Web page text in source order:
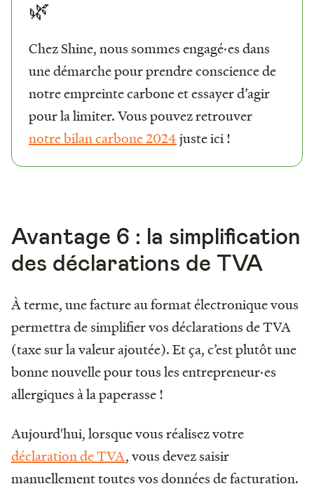
🌿
Chez Shine, nous sommes engagé·es dans
une démarche pour prendre conscience de
notre empreinte carbone et essayer d’agir
pour la limiter. Vous pouvez retrouver
notre bilan carbone 2024juste ici !
Avantage 6 : la simplification
des déclarations de TVA
À terme, une facture au format électronique vous
permettra de simplifier vos déclarations de TVA
(taxe sur la valeur ajoutée). Et ça, c’est plutôt une
bonne nouvelle pour tous les entrepreneur·es
allergiques à la paperasse !
Aujourd'hui, lorsque vous réalisez votre
déclaration de TVA, vous devez saisir
manuellement toutes vos données de facturation.